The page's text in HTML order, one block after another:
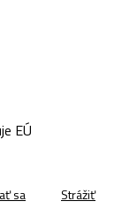
EÚ
sa Strážiť